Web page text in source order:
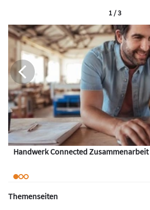
Handwerk Connected
1 / 3
Themenseiten